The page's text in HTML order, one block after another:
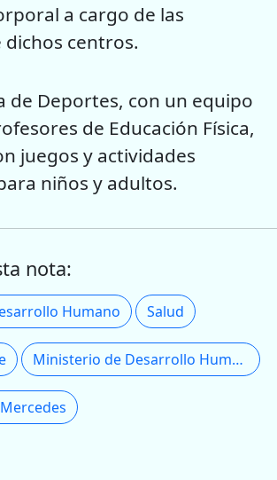
a cargo de las
centros.
de Deportes, con un equipo
de Educación Física,
juegos y actividades
niños y adultos.
nota:
Humano Salud
Ministerio de Desarrollo Humano